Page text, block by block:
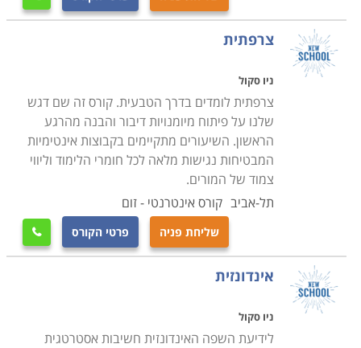
צרפתית
ניו סקול
צרפתית לומדים בדרך הטבעית. קורס זה שם דגש
שלנו על פיתוח מיומנויות דיבור והבנה מהרגע
הראשון. השיעורים מתקיימים בקבוצות אינטימיות
המבטיחות נגישות מלאה לכל חומרי הלימוד וליווי
צמוד של המורים.
תל-אביב קורס אינטרנטי - זום
שליחת פניה פרטי הקורס 
אינדונזית
ניו סקול
לידיעת השפה האינדונזית חשיבות אסטרטגית